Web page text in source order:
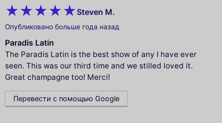
Steven M.
Опубликовано больше года назад
Paradis Latin
The Paradis Latin is the best show of any I have ever
seen. This was our third time and we stilled loved it.
Great champagne too! Merci!
Перевести с помощью Google